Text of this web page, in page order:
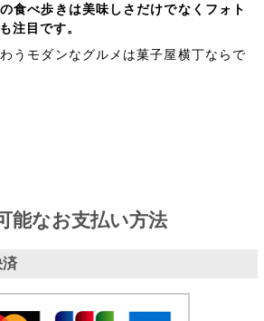
食べ歩きは美味しさだけでなくフォト
注目です。
うモダンなグルメは菓子屋横丁ならで
能なお支払い方法
済